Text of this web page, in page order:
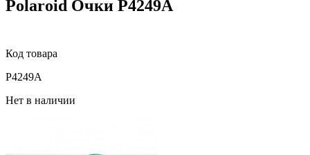
Polaroid Очки P4249A
Код товара
P4249A
Нет в наличии